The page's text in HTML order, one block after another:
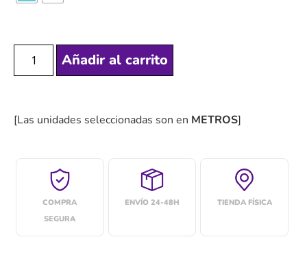
Añadir al carrito
[Las unidades seleccionadas son en METROS]
COMPRA
SEGURA
ENVÍO 24-48H TIENDA FÍSICA